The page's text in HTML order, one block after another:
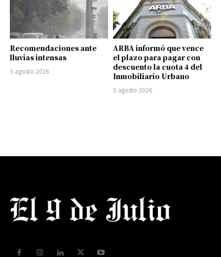
Recomendaciones ante
lluvias intensas
5 agosto 2026
ARBA informó que vence
el plazo para pagar con
descuento la cuota 4 del
Inmobiliario Urbano
5 agosto 2026